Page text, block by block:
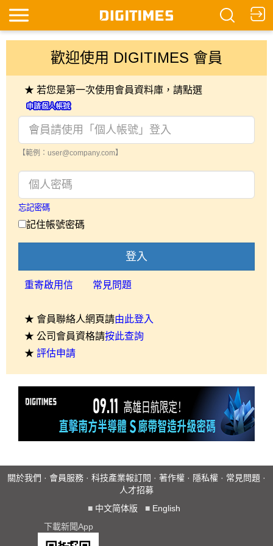
歡迎使用 DIGITIMES 會員
★ 若您是第一次使用會員資料庫，請點選
【範例：user@company.com】
忘記密碼
記住帳號密碼
登入
重寄啟用信 常見問題
★ 會員聯絡人網頁請由此登入
★ 公司會員資格請按此查詢
★ 評估申請
關於我們 · 會員服務 · 科技產業報訂閱 · 著作權 · 隱私權 · 常見問題 ·
人才招募
■ 中文简体版 ■ English
下載新聞App